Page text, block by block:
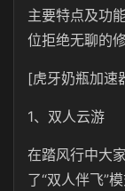
主要特点及功
位拒绝无聊的
[虎牙奶瓶加速
1、双人云游
在踏风行中大
了“双人伴飞”